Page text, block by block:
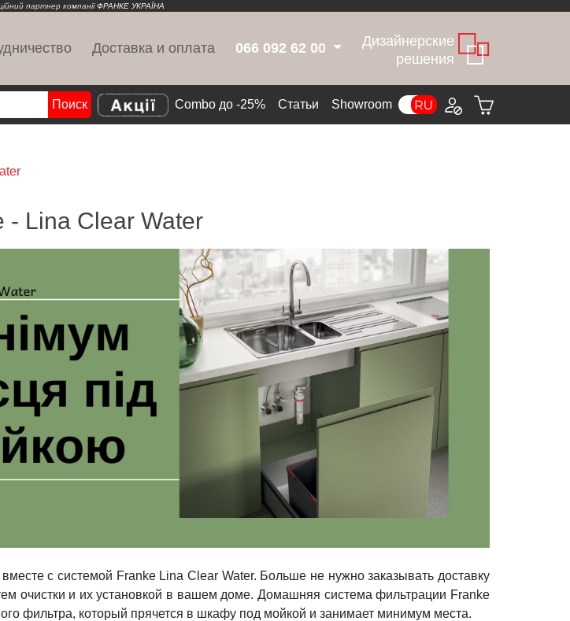
партнер компаніїФРАНКЕ УКРАЇНА
Доставка и оплата 066 092 62 00
Дизайнерские
решения
Поиск Combo до -25% Статьи Showroom
Lina Clear Water
с системой Franke Lina Clear Water. Больше не нужно заказывать доставку
очистки и их установкой в ​​вашем доме. Домашняя система фильтрации Franke
фильтра, который прячется в шкафу под мойкой и занимает минимум места.